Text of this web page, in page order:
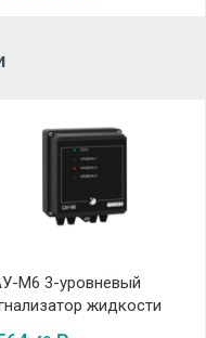
М6 3-уровневый
жидкости